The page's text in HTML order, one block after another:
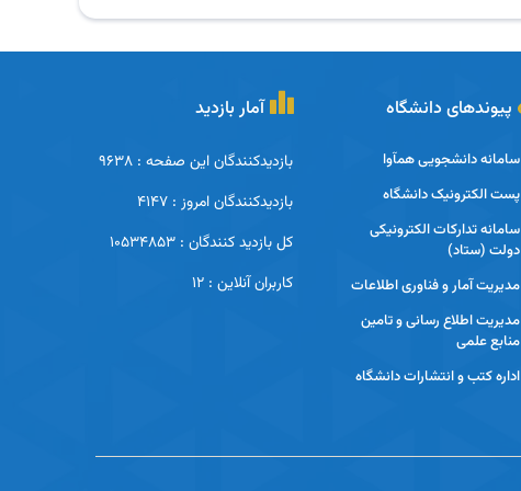
پیوندهای دانشگاه
سامانه دانشجویی همآوا
پست الکترونیک دانشگاه
سامانه تدارکات الکترونیکی
دولت (ستاد)
مدیریت آمار و فناوری اطلاعات
مدیریت اطلاع رسانی و تامین
منابع علمی
اداره کتب و انتشارات دانشگاه
آمار بازدید
بازدیدکنندگان این صفحه : 9638
بازدیدکنندگان امروز : 4147
کل بازدید کنندگان : 10534853
کاربران آنلاین : 12